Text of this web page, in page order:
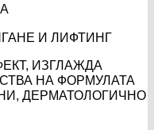
И ЛИФТИНГ
ИЗГЛАЖДА
НА ФОРМУЛАТА
ДЕРМАТОЛОГИЧНО